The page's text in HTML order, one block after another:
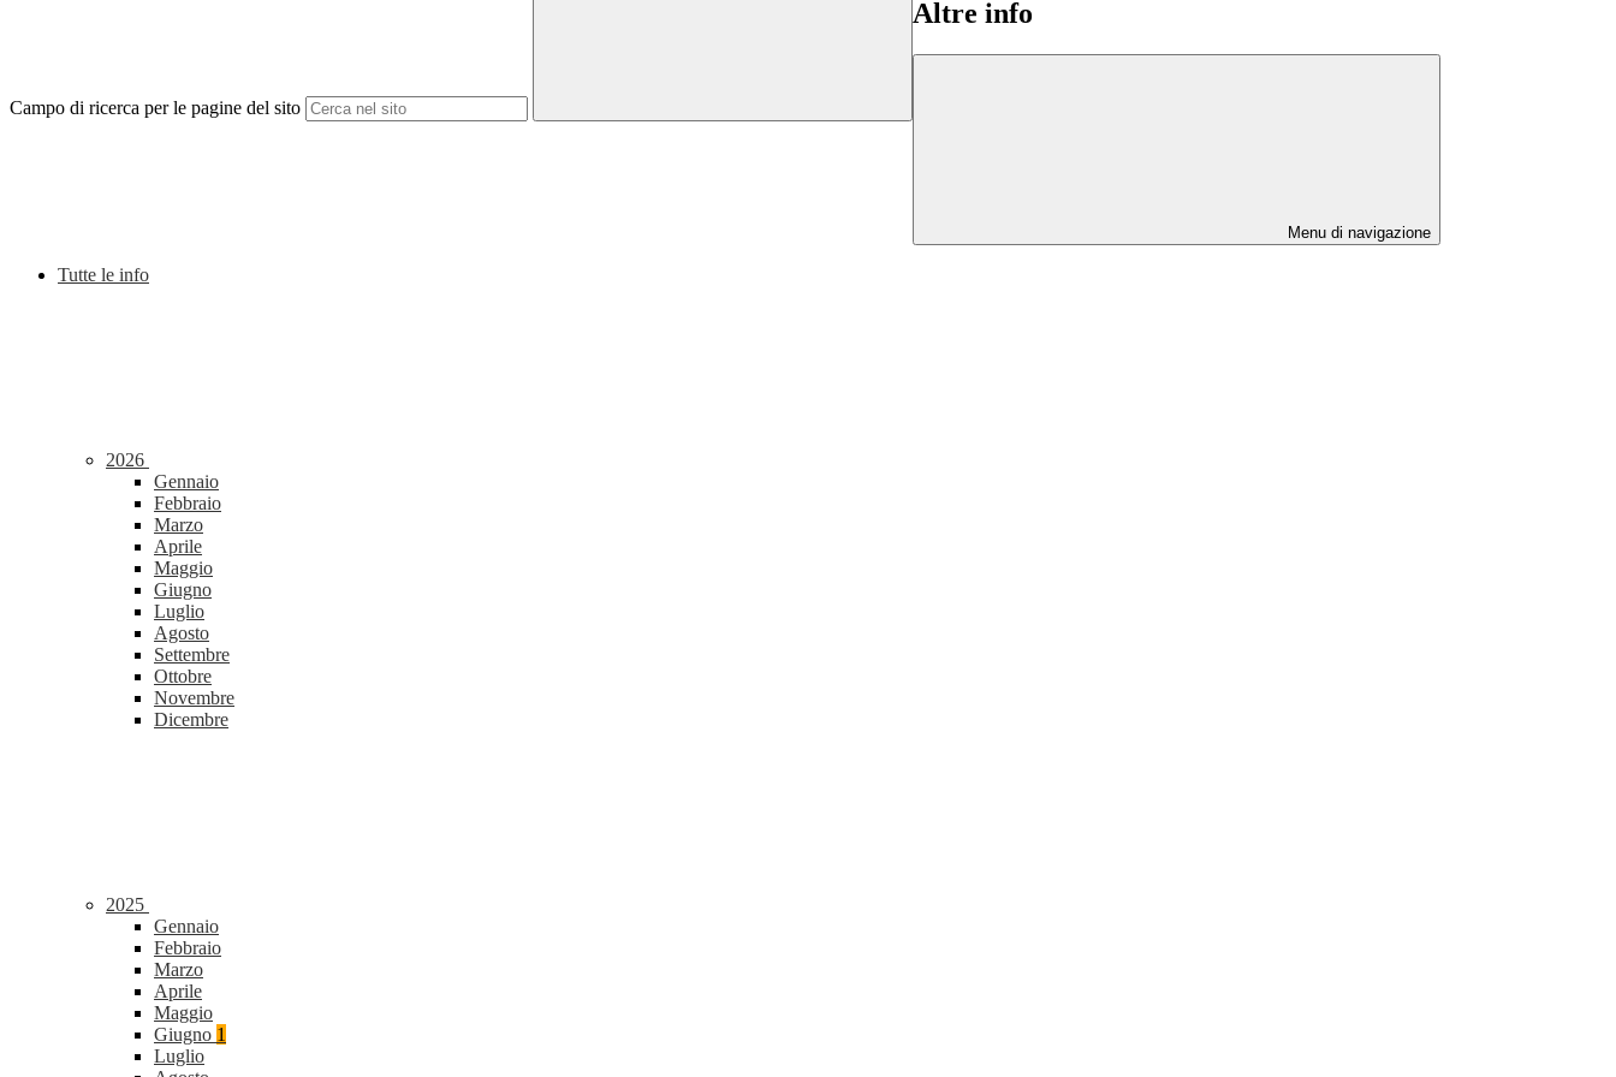
Campo di ricerca per le pagine del sito
Altre info
Menu di navigazione
Tutte le info
2026
Gennaio
Febbraio
Marzo
Aprile
Maggio
Giugno
Luglio
Agosto
Settembre
Ottobre
Novembre
Dicembre
2025
Gennaio
Febbraio
Marzo
Aprile
Maggio
Giugno 1
Luglio